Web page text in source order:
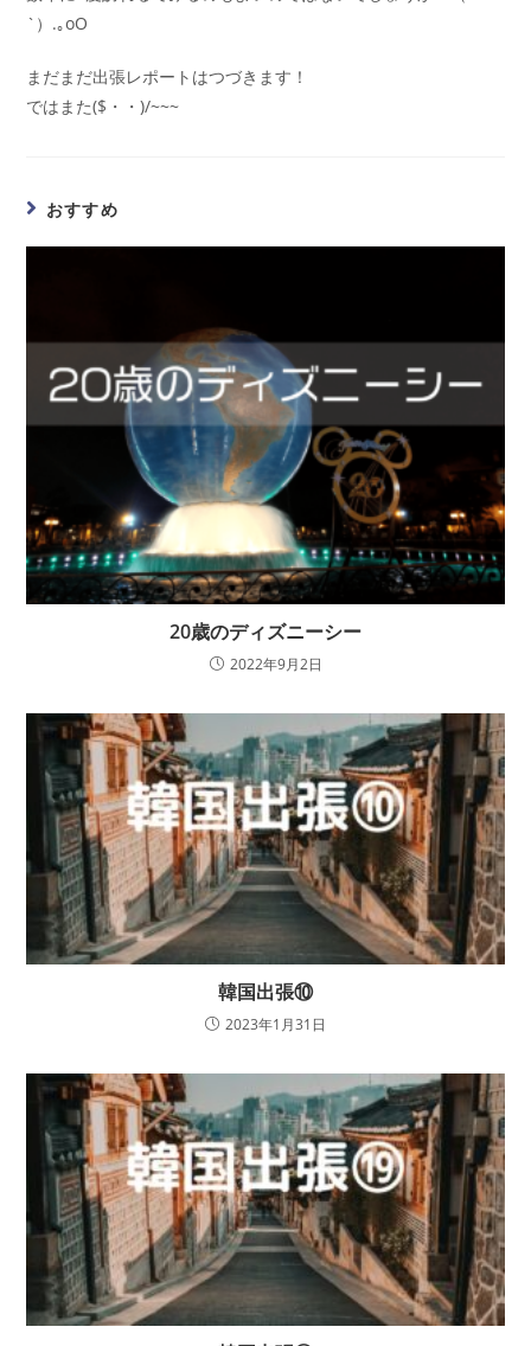
`）.｡oO
まだまだ出張レポートはつづきます！
ではまた($・・)/~~~
おすすめ
20歳のディズニーシー
2022年9月2日
韓国出張⑩
2023年1月31日